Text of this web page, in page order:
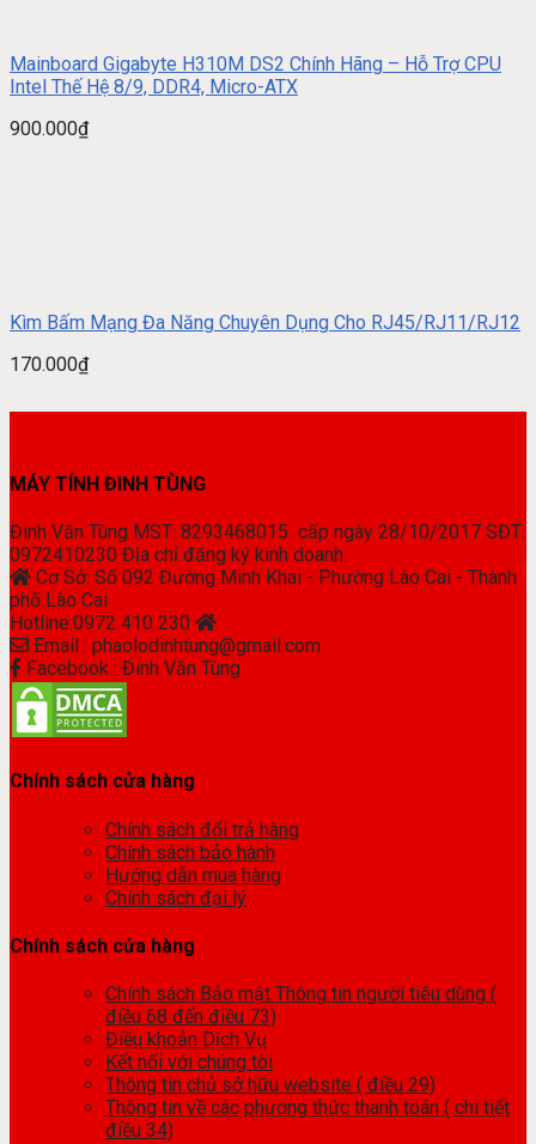
Mainboard Gigabyte H310M DS2 Chính Hãng – Hỗ Trợ CPU
Intel Thế Hệ 8/9, DDR4, Micro-ATX
900.000₫
Kìm Bấm Mạng Đa Năng Chuyên Dụng Cho RJ45/RJ11/RJ12
170.000₫
MÁY TÍNH ĐINH TÙNG
Đinh Văn Tùng MST: 8293468015 cấp ngày 28/10/2017 SĐT:
0972410230 Địa chỉ đăng ký kinh doanh
Cơ Sở: Số 092 Đường Minh Khai - Phường Lào Cai - Thành
phố Lào Cai
Hotline:0972 410 230
Email : phaolodinhtung@gmail.com
Facebook : Đinh Văn Tùng
Chính sách cửa hàng
Chính sách đổi trả hàng
Chính sách bảo hành
Hướng dẫn mua hàng
Chính sách đại lý
Chính sách cửa hàng
Chính sách Bảo mật Thông tin người tiêu dùng (
điều 68 đến điều 73)
Điều khoản Dịch Vụ
Kết nối với chúng tôi
Thông tin chủ sở hữu website ( điều 29)
Thông tin về các phương thức thanh toán ( chi tiết
điều 34)